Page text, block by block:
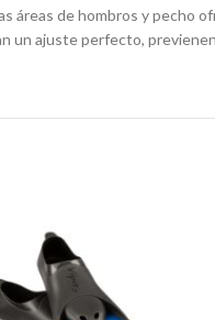
áreas de hombros y pecho
un ajuste perfecto,